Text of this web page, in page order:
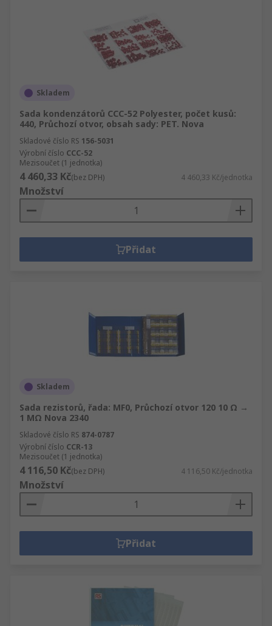
Skladem
Sada kondenzátorů CCC-52 Polyester, počet kusů:
440, Průchozí otvor, obsah sady: PET. Nova
Skladové číslo RS 156-5031
Výrobní číslo CCC-52
Mezisoučet (1 jednotka)
4 460,33 Kč(bez DPH) 4 460,33 Kč/jednotka
Množství
Přidat
Skladem
Sada rezistorů, řada: MF0, Průchozí otvor 120 10 Ω →
1 MΩ Nova 2340
Skladové číslo RS 874-0787
Výrobní číslo CCR-13
Mezisoučet (1 jednotka)
4 116,50 Kč(bez DPH) 4 116,50 Kč/jednotka
Množství
Přidat